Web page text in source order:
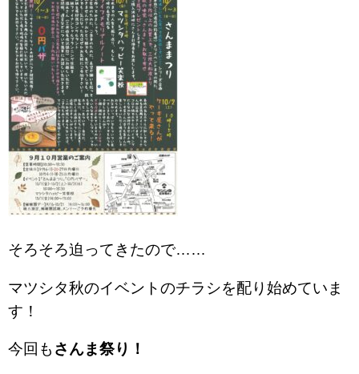
そろそろ迫ってきたので……
マツシタ秋のイベントのチラシを配り始めていま
す！
今回も さんま祭り！